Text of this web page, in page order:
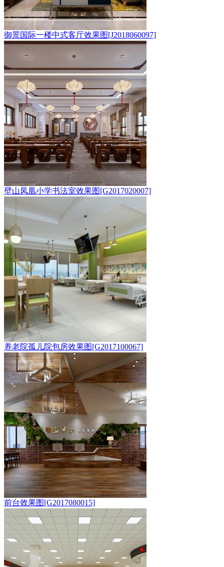
御景国际一楼中式客厅效果图[J2018060097]
壁山凤凰小学书法室效果图[G2017020007]
养老院孤儿院包房效果图[G2017100067]
前台效果图[G2017080015]